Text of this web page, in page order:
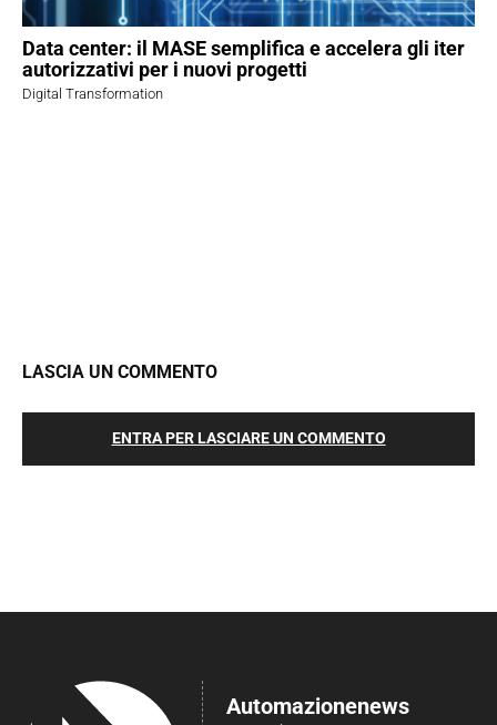
Data center: il MASE semplifica e accelera gli iter
autorizzativi per i nuovi progetti
Digital Transformation
LASCIA UN COMMENTO
ENTRA PER LASCIARE UN COMMENTO
Automazionenews